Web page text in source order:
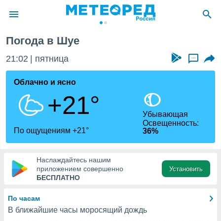
о
Вы можете
к этому
доступ
Погода в Шуе
21:02 пятница ...
Облачно и ясно
+21°
По ощущениям +21°
Убывающая
Освещенность:
36%
Наслаждайтесь нашим
приложением совершенно
БЕСПЛАТНО
Установить
По часам
В ближайшие часы моросящий дождь